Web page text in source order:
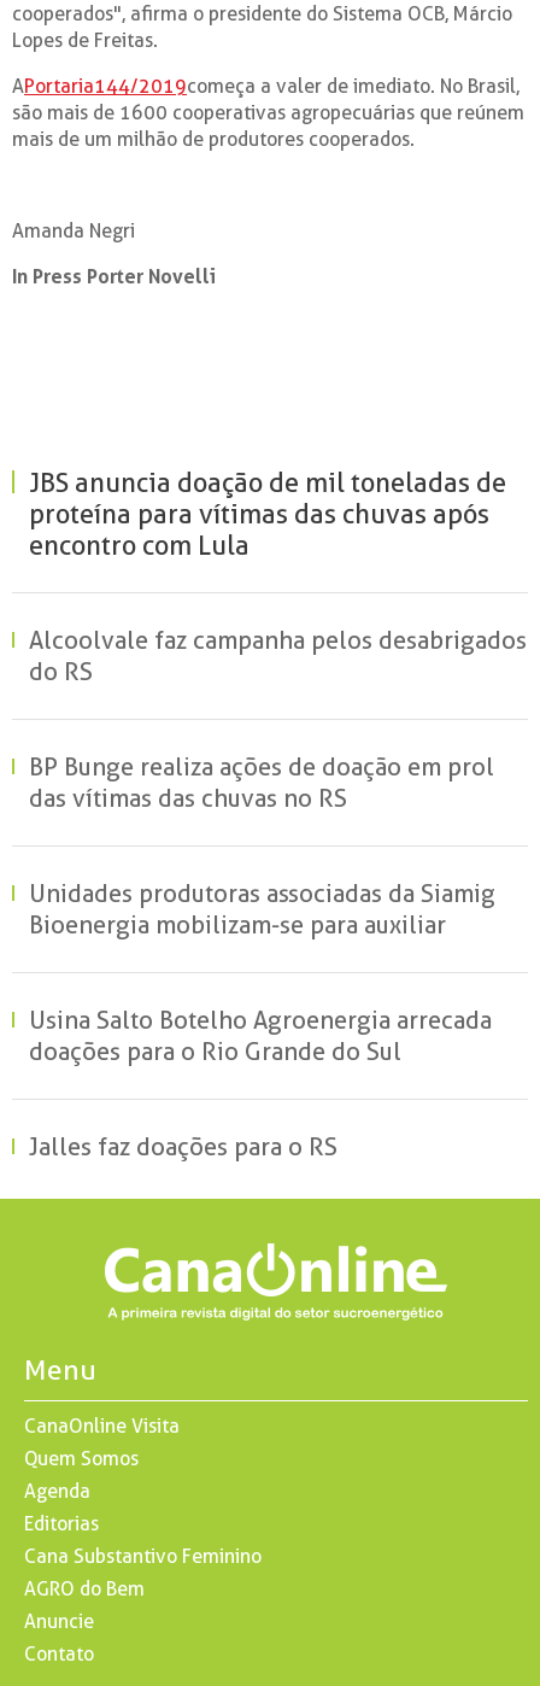
cooperados", afirma o presidente do Sistema OCB, Márcio
Lopes de Freitas.
APortaria144/2019começa a valer de imediato. No Brasil,
são mais de 1600 cooperativas agropecuárias que reúnem
mais de um milhão de produtores cooperados.
Amanda Negri
In Press Porter Novelli
JBS anuncia doação de mil toneladas de
proteína para vítimas das chuvas após
encontro com Lula
Alcoolvale faz campanha pelos desabrigados
do RS
BP Bunge realiza ações de doação em prol
das vítimas das chuvas no RS
Unidades produtoras associadas da Siamig
Bioenergia mobilizam-se para auxiliar
Usina Salto Botelho Agroenergia arrecada
doações para o Rio Grande do Sul
Jalles faz doações para o RS
Menu
CanaOnline Visita
Quem Somos
Agenda
Editorias
Cana Substantivo Feminino
AGRO do Bem
Anuncie
Contato